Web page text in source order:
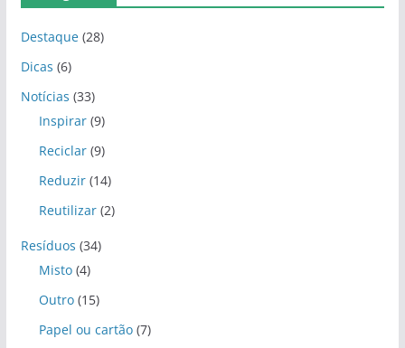
Destaque(28)
Dicas (6)
Notícias (33)
Inspirar(9)
Reciclar(9)
Reduzir(14)
Reutilizar(2)
Resíduos (34)
Misto(4)
Outro(15)
Papel ou cartão(7)